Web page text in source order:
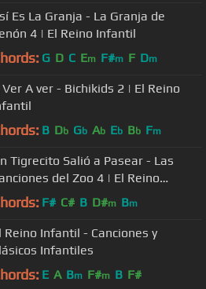
Es La Granja - La Granja de
4 | El Reino Infantil
G D C Em F#m F Dm
Ver A ver - Bichikids 2 | El Reino
B Db Gb Ab Eb Bb Fm
Tigrecito Salió a Pasear - Las
del Zoo 4 | El Reino
F# C# B D#m Bm
Reino Infantil - Canciones y
Infantiles
E A Bm F#m B F#